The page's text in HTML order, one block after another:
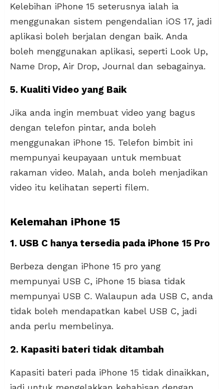
Kelebihan iPhone 15 seterusnya ialah ia
menggunakan sistem pengendalian iOS 17, jadi
aplikasi boleh berjalan dengan baik. Anda
boleh menggunakan aplikasi, seperti Look Up,
Name Drop, Air Drop, Journal dan sebagainya.
5. Kualiti Video yang Baik
Jika anda ingin membuat video yang bagus
dengan telefon pintar, anda boleh
menggunakan iPhone 15. Telefon bimbit ini
mempunyai keupayaan untuk membuat
rakaman video. Malah, anda boleh menjadikan
video itu kelihatan seperti filem.
Kelemahan iPhone 15
1. USB C hanya tersedia pada iPhone 15 Pro
Berbeza dengan iPhone 15 pro yang
mempunyai USB C, iPhone 15 biasa tidak
mempunyai USB C. Walaupun ada USB C, anda
tidak boleh mendapatkan kabel USB C, jadi
anda perlu membelinya.
2. Kapasiti bateri tidak ditambah
Kapasiti bateri pada iPhone 15 tidak dinaikkan,